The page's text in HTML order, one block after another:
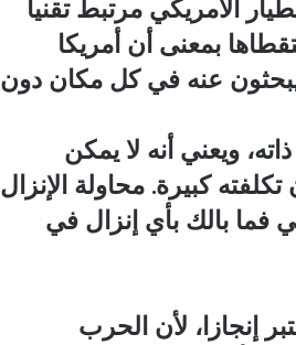
الأمريكي مرتبط تقنيا
بمعنى أن أمريكا
يبحثون عنه في كل مكان دون
ويعني أنه لا يمكن
كبيرة. محاولة الإنزال
فما بالك بأي إنزال في
إنجازا، لأن الحرب